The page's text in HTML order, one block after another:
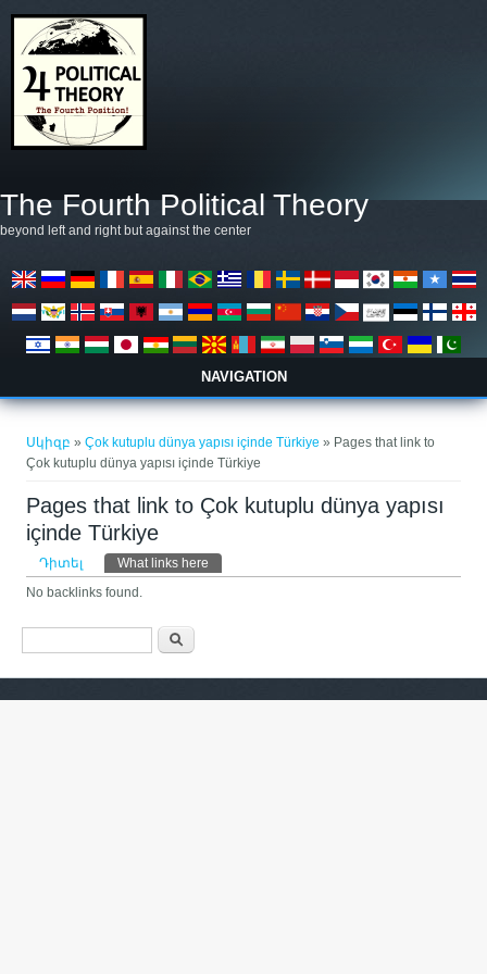
The Fourth Political Theory
beyond left and right but against the center
NAVIGATION
Սկիզբ »Çok kutuplu dünya yapısı içinde Türkiye » Pages that link to
Çok kutuplu dünya yapısı içinde Türkiye
Pages that link to Çok kutuplu dünya yapısı
içinde Türkiye
Primary tabs
Դիտել What links here
No backlinks found.